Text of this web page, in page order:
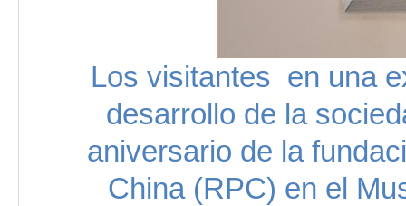
Los visitantes en una
desarrollo de la
aniversario de la
China (RPC) en el